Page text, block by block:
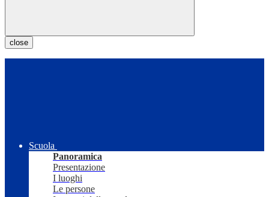
close
Scuola
Panoramica
Presentazione
I luoghi
Le persone